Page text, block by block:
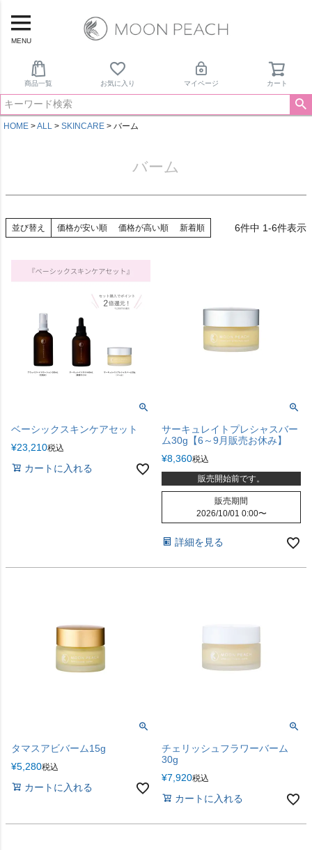
MENU
商品一覧 お気に入り マイページ カート
HOME ALL SKINCARE バーム
バーム
並び替え 価格が安い順 価格が高い順 新着順 6件中 1-6件表示
ベーシックスキンケアセット
¥23,210税込
カートに入れる
サーキュレイトプレシャスバー
ム30g【6～9月販売お休み】
¥8,360税込
販売開始前です。
販売期間
2026/10/01 0:00〜
詳細を見る
タマスアビバーム15g
¥5,280税込
カートに入れる
チェリッシュフラワーバーム
30g
¥7,920税込
カートに入れる